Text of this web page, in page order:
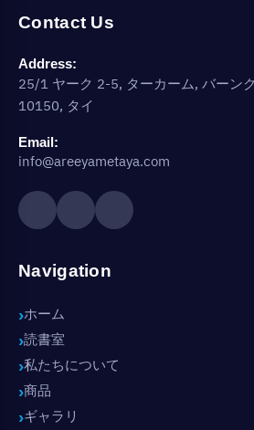
Contact Us
Address:
25/1 ヤーク 2-5, ターカーム, バーン
10150, タイ
Email:
info@areeyametaya.com
Navigation
ホーム
読書室
私たちについて
商品
ギャラリ